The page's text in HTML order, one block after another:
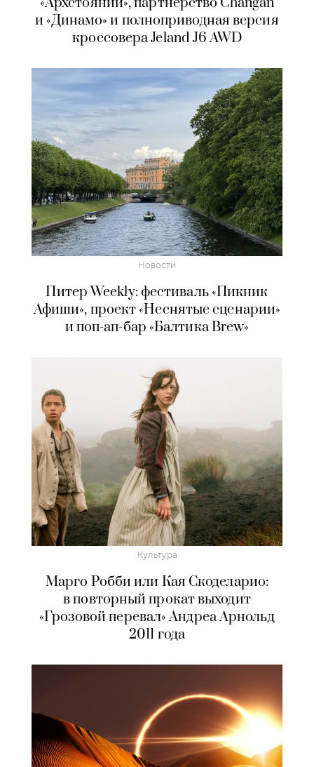
и «Динамо» и полноприводная версия
кроссовера Jeland J6 AWD
Новости
Питер Weekly: фестиваль «Пикник
Афиши», проект «Неснятые сценарии»
и поп-ап-бар «Балтика Brew»
Культура
Марго Робби или Кая Скоделарио:
в повторный прокат выходит
«Грозовой перевал» Андреа Арнольд
2011 года